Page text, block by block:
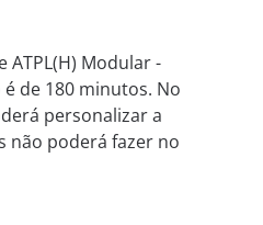
ATPL(H) Modular -
de 180 minutos. No
personalizar a
não poderá fazer no